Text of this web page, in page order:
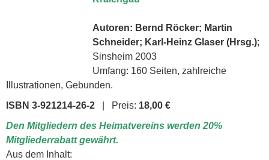
Autoren: Bernd Röcker; Martin
Schneider; Karl-Heinz Glaser (Hrsg.);
Sinsheim 2003
Umfang: 160 Seiten, zahlreiche
Illustrationen, Gebunden.
ISBN 3-921214-26-2 | Preis: 18,00 €
Den Mitgliedern des Heimatvereins werden 20%
Mitgliederrabatt gewährt.
Aus dem Inhalt: